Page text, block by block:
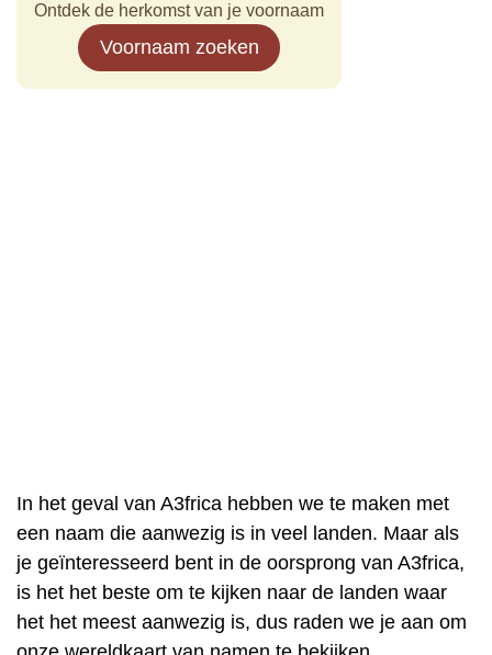
Ontdek de herkomst van je voornaam
Voornaam zoeken
In het geval van A3frica hebben we te maken met
een naam die aanwezig is in veel landen. Maar als
je geïnteresseerd bent in de oorsprong van A3frica,
is het het beste om te kijken naar de landen waar
het het meest aanwezig is, dus raden we je aan om